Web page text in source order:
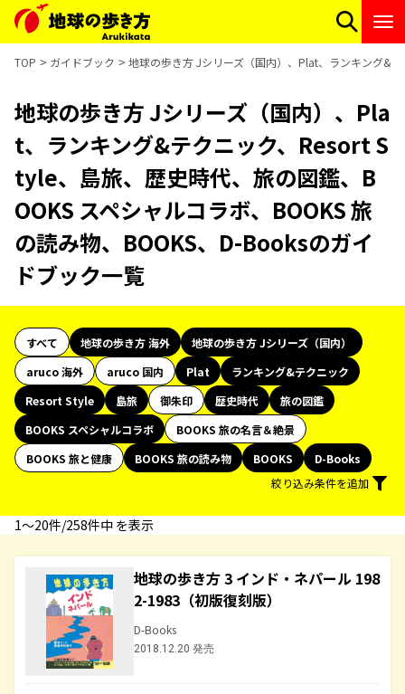
TOP ガイドブック 地球の歩き方 Jシリーズ（国内）、Plat、ランキング&
地球の歩き方 Jシリーズ（国内）、Pla
t、ランキング&テクニック、Resort S
tyle、島旅、歴史時代、旅の図鑑、B
OOKS スペシャルコラボ、BOOKS 旅
の読み物、BOOKS、D-Booksのガイ
ドブック一覧
すべて 地球の歩き方 海外
地球の歩き方 Jシリーズ（国内）
aruco 海外
aruco 国内 Plat
ランキング&テクニック
Resort Style
島旅 御朱印 歴史時代
旅の図鑑
BOOKS スペシャルコラボ
BOOKS 旅の名言＆絶景
BOOKS 旅と健康
BOOKS 旅の読み物 BOOKS
D-Books
絞り込み条件を追加
1〜20件/258件中 を表示
地球の歩き方 3 インド・ネパール 198
2-1983（初版復刻版）
D-Books
2018.12.20 発売